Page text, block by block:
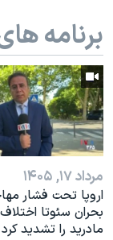
برنامه
مرداد ۱۷, ۱۴۰۵
اروپا تحت فشار
بحران سئوتا
مادرید را تشدید کرد